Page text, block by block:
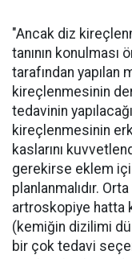
"Ancak diz
tanının
tarafından
kireçlenmesinin
tedavinin
kireçlenmesinin
kaslarını
gerekirse eklem
planlanmalıdır.
artroskopiye hatta
(kemiğin dizilimi
bir çok tedavi